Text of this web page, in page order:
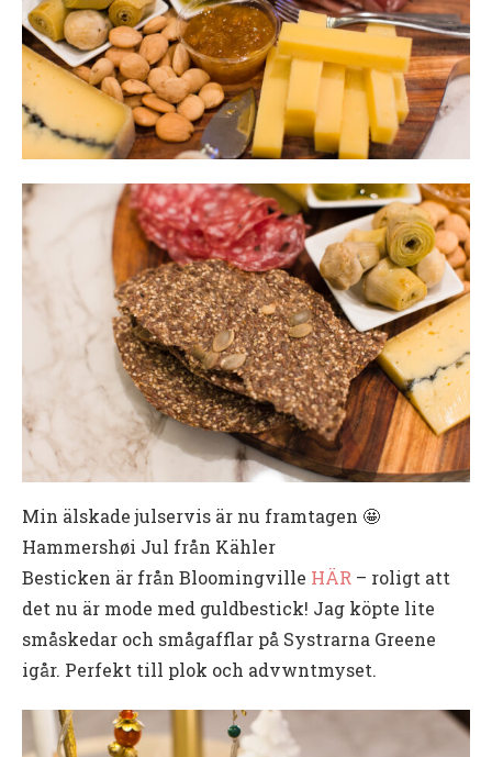
Min älskade julservis är nu framtagen 🤩
Hammershøi Jul från Kähler
Besticken är från Bloomingville HÄR – roligt att
det nu är mode med guldbestick! Jag köpte lite
småskedar och smågafflar på Systrarna Greene
igår. Perfekt till plok och advwntmyset.